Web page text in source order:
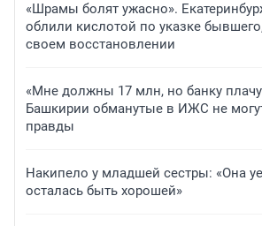
«Шрамы болят ужасно».
облили кислотой по указке
своем восстановлении
«Мне должны 17 млн, но банку
Башкирии обманутые в ИЖС не
правды
Накипело у младшей сестры: «Она
осталась быть хорошей»